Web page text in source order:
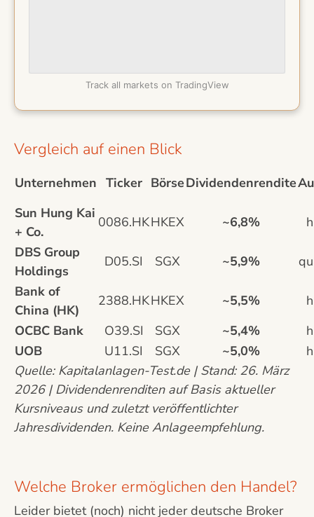
Track all markets on TradingView
Vergleich auf einen Blick
Unternehmen Ticker BörseDividendenrendite
Sun Hung Kai
+ Co.
0086.HKHKEX ~6,8%
DBS Group
Holdings
D05.SI SGX ~5,9%
Bank of
China (HK)
2388.HKHKEX ~5,5%
OCBC Bank
O39.SI SGX ~5,4%
UOB
U11.SI SGX ~5,0%
Quelle: Kapitalanlagen-Test.de | Stand: 26. März
2026 | Dividendenrenditen auf Basis aktueller
Kursniveaus und zuletzt veröffentlichter
Jahresdividenden. Keine Anlageempfehlung.
Welche Broker ermöglichen den Handel?
Leider bietet (noch) nicht jeder deutsche Broker